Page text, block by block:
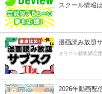
スクール情報
漫画読み放題
オリコン顧客満足
2026年動画配